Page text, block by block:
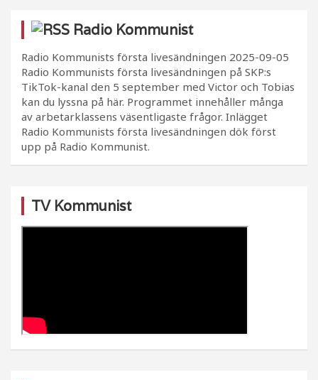
Radio Kommunist
Radio Kommunists första livesändningen 2025-09-05
Radio Kommunists första livesändningen på SKP:s
TikTok-kanal den 5 september med Victor och Tobias
kan du lyssna på här. Programmet innehåller många
av arbetarklassens väsentligaste frågor. Inlägget
Radio Kommunists första livesändningen dök först
upp på Radio Kommunist.
TV Kommunist